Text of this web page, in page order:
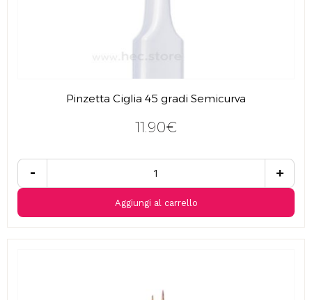
Pinzetta Ciglia 45 gradi Semicurva
11.90€
- +
Aggiungi al carrello